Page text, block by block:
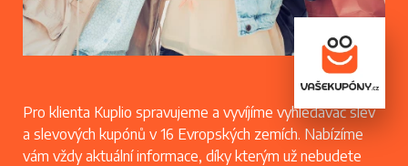
Pro klienta Kuplio spravujeme a vyvíjíme vyhledávač slev
a slevových kupónů v 16 Evropských zemích. Nabízíme
vám vždy aktuální informace, díky kterým už nebudete